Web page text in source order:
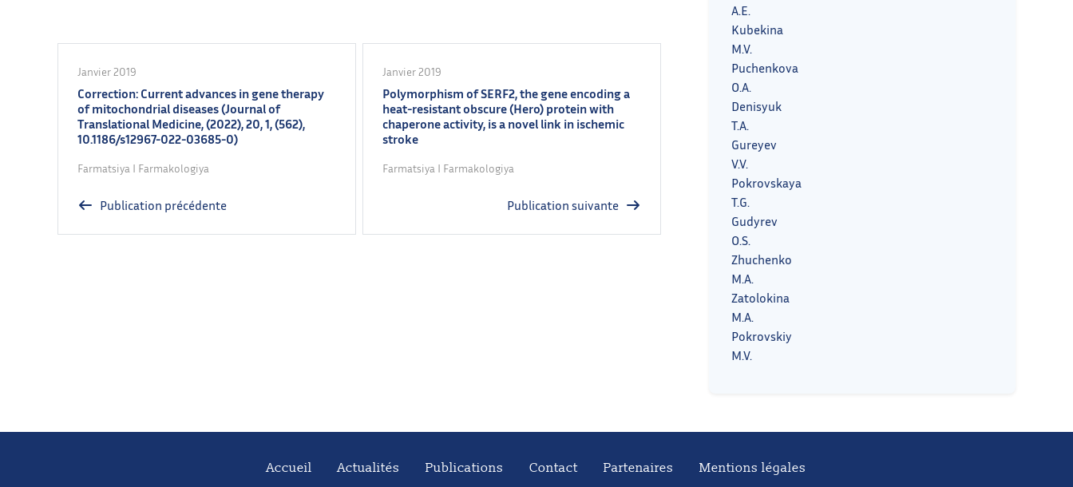
Janvier 2019
Correction: Current advances in gene therapy
of mitochondrial diseases (Journal of
Translational Medicine, (2022), 20, 1, (562),
10.1186/s12967-022-03685-0)
Farmatsiya I Farmakologiya
Publication précédente
Janvier 2019
Polymorphism of SERF2, the gene encoding a
heat-resistant obscure (Hero) protein with
chaperone activity, is a novel link in ischemic
stroke
Farmatsiya I Farmakologiya
Publication suivante
A.E.
Kubekina
M.V.
Puchenkova
O.A.
Denisyuk
T.A.
Gureyev
V.V.
Pokrovskaya
T.G.
Gudyrev
O.S.
Zhuchenko
M.A.
Zatolokina
M.A.
Pokrovskiy
M.V.
Accueil Actualités Publications Contact Partenaires Mentions légales